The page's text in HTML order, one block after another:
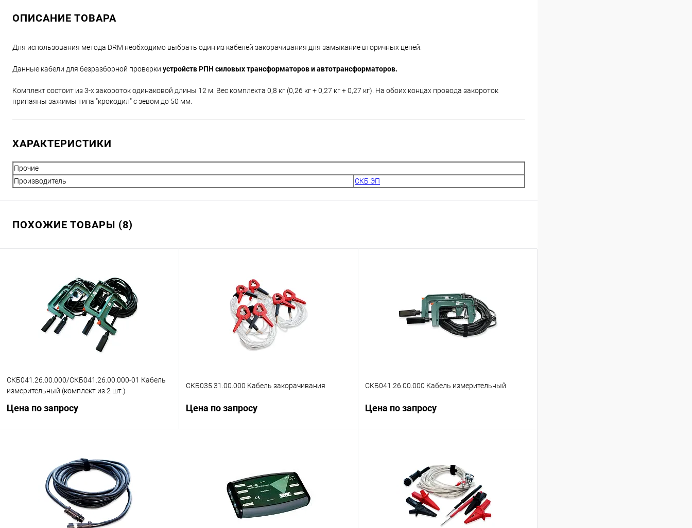
ОПИСАНИЕ ТОВАРА
Для использования метода DRM необходимо выбрать один из кабелей закорачивания для замыкание вторичных цепей.
Данные кабели для безразборной проверки устройств РПН силовых трансформаторов и автотрансформаторов.
Комплект состоит из 3-х закороток одинаковой длины 12 м. Вес комплекта 0,8 кг (0,26 кг + 0,27 кг + 0,27 кг). На обоих концах провода закороток
припаяны зажимы типа "крокодил" с зевом до 50 мм.
ХАРАКТЕРИСТИКИ
Прочие
Производитель
СКБ ЭП
ПОХОЖИЕ ТОВАРЫ (8)
СКБ041.26.00.000/СКБ041.26.00.000-01 Кабель
измерительный (комплект из 2 шт.)
Цена по запросу
Купить в 1 клик Сравнение
В избранное Под заказ
СКБ035.31.00.000 Кабель закорачивания
Цена по запросу
Купить в 1 клик Сравнение
В избранное Под заказ
СКБ041.26.00.000 Кабель измерительный
Цена по запросу
Купить в 1 клик Сравнение
В избранное Под заказ